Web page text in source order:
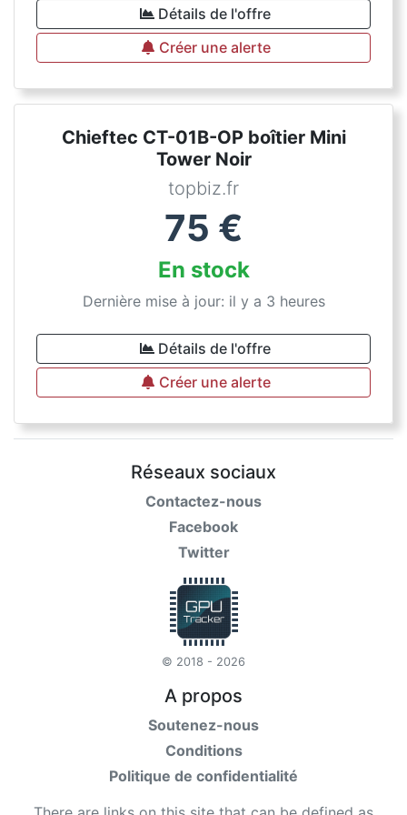
Détails de l'offre
Créer une alerte
Chieftec CT-01B-OP boîtier Mini
Tower Noir
topbiz.fr
75 €
En stock
Dernière mise à jour: il y a 3 heures
Détails de l'offre
Créer une alerte
Réseaux sociaux
Contactez-nous
Facebook
Twitter
© 2018 - 2026
A propos
Soutenez-nous
Conditions
Politique de confidentialité